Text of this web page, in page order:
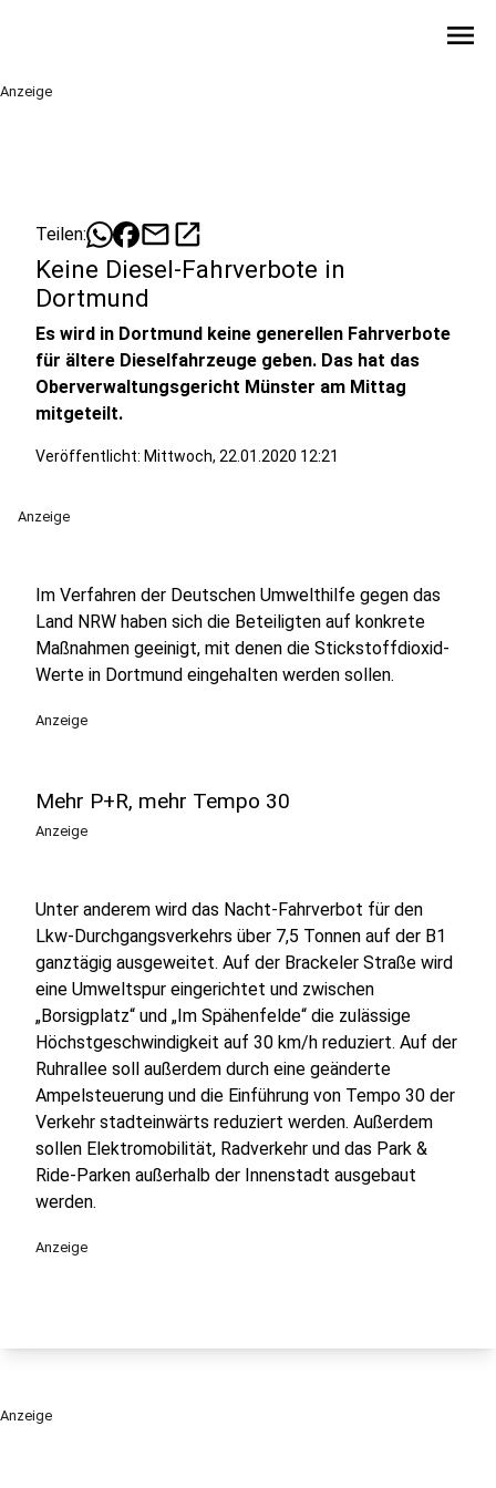
menu
Anzeige
Teilen: mailopen_in_new
Keine Diesel-Fahrverbote in
Dortmund
Es wird in Dortmund keine generellen Fahrverbote
für ältere Dieselfahrzeuge geben. Das hat das
Oberverwaltungsgericht Münster am Mittag
mitgeteilt.
Veröffentlicht: Mittwoch, 22.01.2020 12:21
Anzeige
Im Verfahren der Deutschen Umwelthilfe gegen das
Land NRW haben sich die Beteiligten auf konkrete
Maßnahmen geeinigt, mit denen die Stickstoffdioxid-
Werte in Dortmund eingehalten werden sollen.
Anzeige
Mehr P+R, mehr Tempo 30
Anzeige
Unter anderem wird das Nacht-Fahrverbot für den
Lkw-Durchgangsverkehrs über 7,5 Tonnen auf der B1
ganztägig ausgeweitet. Auf der Brackeler Straße wird
eine Umweltspur eingerichtet und zwischen
„Borsigplatz“ und „Im Spähenfelde“ die zulässige
Höchstgeschwindig­keit auf 30 km/h reduziert. Auf der
Ruhrallee soll außerdem durch eine geänderte
Ampelsteuerung und die Einführung von Tempo 30 der
Verkehr stadteinwärts reduziert werden. Außerdem
sollen Elektromobilität, Radverkehr und das Park &
Ride-Parken außerhalb der Innenstadt ausgebaut
werden.
Anzeige
Anzeige